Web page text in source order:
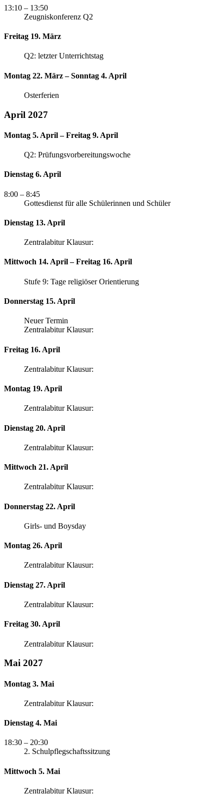
13:10 – 13:50
Zeugniskonferenz Q2
Freitag 19. März
Q2: letzter Unterrichtstag
Montag 22. März – Sonntag 4. April
Osterferien
April 2027
Montag 5. April – Freitag 9. April
Q2: Prüfungsvorbereitungswoche
Dienstag 6. April
8:00 – 8:45
Gottesdienst für alle Schülerinnen und Schüler
Dienstag 13. April
Zentralabitur Klausur:
Mittwoch 14. April – Freitag 16. April
Stufe 9: Tage religiöser Orientierung
Donnerstag 15. April
Neuer Termin
Zentralabitur Klausur:
Freitag 16. April
Zentralabitur Klausur:
Montag 19. April
Zentralabitur Klausur:
Dienstag 20. April
Zentralabitur Klausur:
Mittwoch 21. April
Zentralabitur Klausur:
Donnerstag 22. April
Girls- und Boysday
Montag 26. April
Zentralabitur Klausur:
Dienstag 27. April
Zentralabitur Klausur:
Freitag 30. April
Zentralabitur Klausur:
Mai 2027
Montag 3. Mai
Zentralabitur Klausur:
Dienstag 4. Mai
18:30 – 20:30
2. Schulpflegschaftssitzung
Mittwoch 5. Mai
Zentralabitur Klausur: